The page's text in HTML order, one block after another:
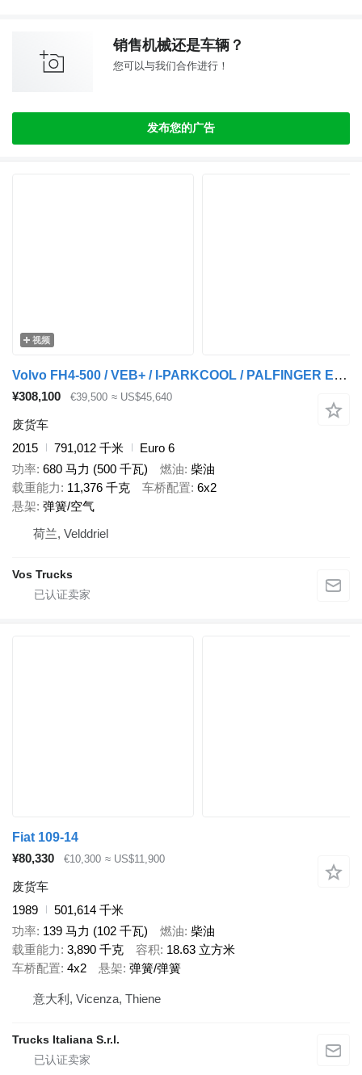
销售机械还是车辆？
您可以与我们合作进行！
发布您的广告
视频
Volvo FH4-500 / VEB+ / I-PARKCOOL / PALFINGER EPSILON E75Z / 20METER /
¥308,100 €39,500 ≈ US$45,640
废货车
2015
791,012 千米
Euro 6
功率 680 马力 (500 千瓦) 燃油 柴油
载重能力
11,376 千克 车桥配置 6x2
悬架 弹簧/空气
荷兰, Velddriel
Vos Trucks
Fiat 109-14
¥80,330
€10,300 ≈ US$11,900
废货车
1989
501,614 千米
功率 139 马力 (102 千瓦) 燃油 柴油
载重能力 3,890 千克 容积 18.63 立方米
车桥配置 4x2 悬架 弹簧/弹簧
意大利, Vicenza, Thiene
Trucks Italiana S.r.l.